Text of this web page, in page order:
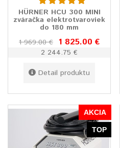
HÜRNER HCU 300 MINI
zváračka elektrotvaroviek
do 180 mm
1 969.00 € 1 825.00 €
2 244.75 €
Detail produktu
AKCIA
TOP